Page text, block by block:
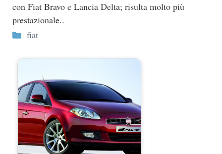
con Fiat Bravo e Lancia Delta; risulta molto più
prestazionale..
Categorie
fiat